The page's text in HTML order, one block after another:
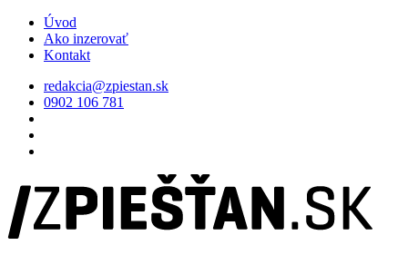
Úvod
Ako inzerovať
Kontakt
redakcia@zpiestan.sk
0902 106 781